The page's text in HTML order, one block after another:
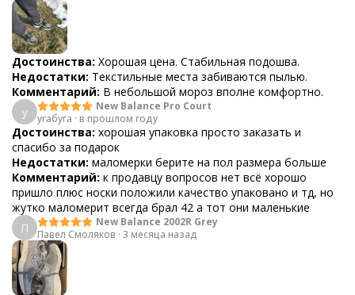
Достоинства: Хорошая цена. Стабильная подошва.
Недостатки: Текстильные места забиваются пылью.
Комментарий: В небольшой мороз вполне комфортно.
y
New Balance Pro Court
yгабуга · в прошлом году
Достоинства: хорошая упаковка просто заказать и
спасибо за подарок
Недостатки: маломерки берите на пол размера больше
Комментарий: к продавцу вопросов нет всё хорошо
пришло плюс носки положили качество упаковано и тд, но
жутко маломерит всегда брал 42 а тот они маленькие
П
New Balance 2002R Grey
Павел Смоляков · 3 месяца назад